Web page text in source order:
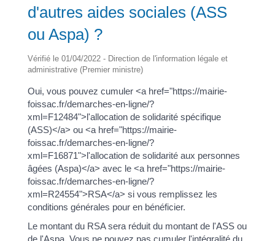
d'autres aides sociales (ASS
ou Aspa) ?
Vérifié le 01/04/2022 - Direction de l'information légale et
administrative (Premier ministre)
Oui, vous pouvez cumuler <a href="https://mairie-
foissac.fr/demarches-en-ligne/?
xml=F12484">l'allocation de solidarité spécifique
(ASS)</a> ou <a href="https://mairie-
foissac.fr/demarches-en-ligne/?
xml=F16871">l'allocation de solidarité aux personnes
âgées (Aspa)</a> avec le <a href="https://mairie-
foissac.fr/demarches-en-ligne/?
xml=R24554">RSA</a> si vous remplissez les
conditions générales pour en bénéficier.
Le montant du RSA sera réduit du montant de l'ASS ou
de l'Aspa. Vous ne pouvez pas cumuler l'intégralité du